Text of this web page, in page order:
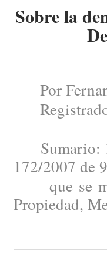
Sobre la
Por
Sumario:
172/2007 de
que se
Propiedad,